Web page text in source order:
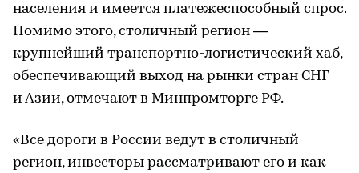
населения и имеется платежеспособный спрос.
Помимо этого, столичный регион —
крупнейший транспортно-логистический хаб,
обеспечивающий выход на рынки стран СНГ
и Азии, отмечают в Минпромторге РФ.
«Все дороги в России ведут в столичный
регион, инвесторы рассматривают его и как